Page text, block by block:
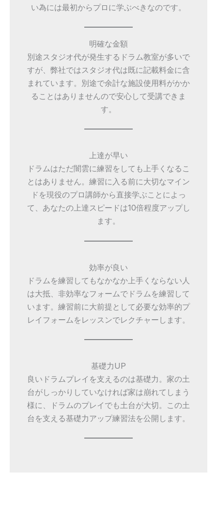
い為には最初からプロに学ぶべきなのです。
明確な金額
別途スタジオ代が発生するドラム教室が多いで
すが、弊社ではスタジオ代は既に記載料金に含
まれています。別途で余計な施設使用料がかか
ることはありませんので安心して受講できま
す。
上達が早い
ドラムはただ闇雲に練習をしても上手くなるこ
とはありません。練習に入る前に大切なマイン
ドを現役のプロ講師から直接学ぶことによっ
て、あなたの上達スピードは10倍程度アップし
ます。
効率が良い
ドラムを練習してもなかなか上手くならない人
は大抵、非効率なフォームでドラムを練習して
います。練習前に大前提として必要な効率的プ
レイフォームをレッスンでレクチャーします。
基礎力UP
良いドラムプレイを支えるのは基礎力。家の土
台がしっかりしていなければ家は崩れてしまう
様に、ドラムのプレイでも土台が大切。この土
台を支える基礎力アップ練習法を公開します。